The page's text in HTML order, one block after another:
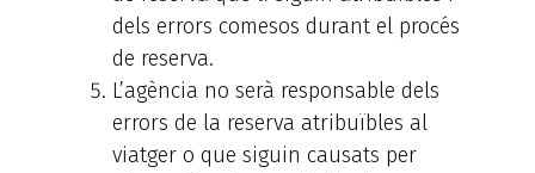
dels errors comesos durant el procés
de reserva.
L’agència no serà responsable dels
errors de la reserva atribuïbles al
viatger o que siguin causats per